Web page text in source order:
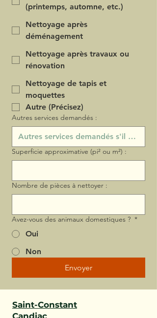
(printemps, automne, etc.)
Nettoyage après
déménagement
Nettoyage après travaux ou
rénovation
Nettoyage de tapis et
moquettes
Autre (Précisez)
Autres services demandés :
Superficie approximative (pi² ou m²) :
Nombre de pièces à nettoyer :
Avez-vous des animaux domestiques ? *
Oui
Non
Envoyer
Saint-Constant
Candiac